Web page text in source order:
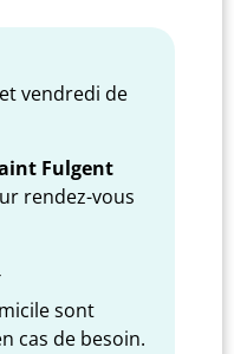
vendredi de
Fulgent
rendez-vous
sont
cas de besoin.